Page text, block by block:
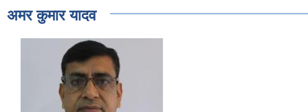
अमर कुमार यादव